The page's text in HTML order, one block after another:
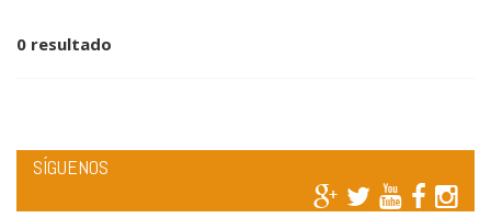
0 resultado
SÍGUENOS